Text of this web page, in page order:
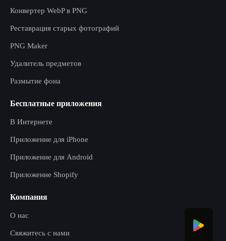
Конвертер WebP в PNG
Реставрация старых фотографий
PNG Maker
Удалитель предметов
Размытие фона
Бесплатные приложения
В Интернете
Приложение для iPhone
Приложение для Android
Приложение Shopify
Компания
О нас
Свяжитесь с нами